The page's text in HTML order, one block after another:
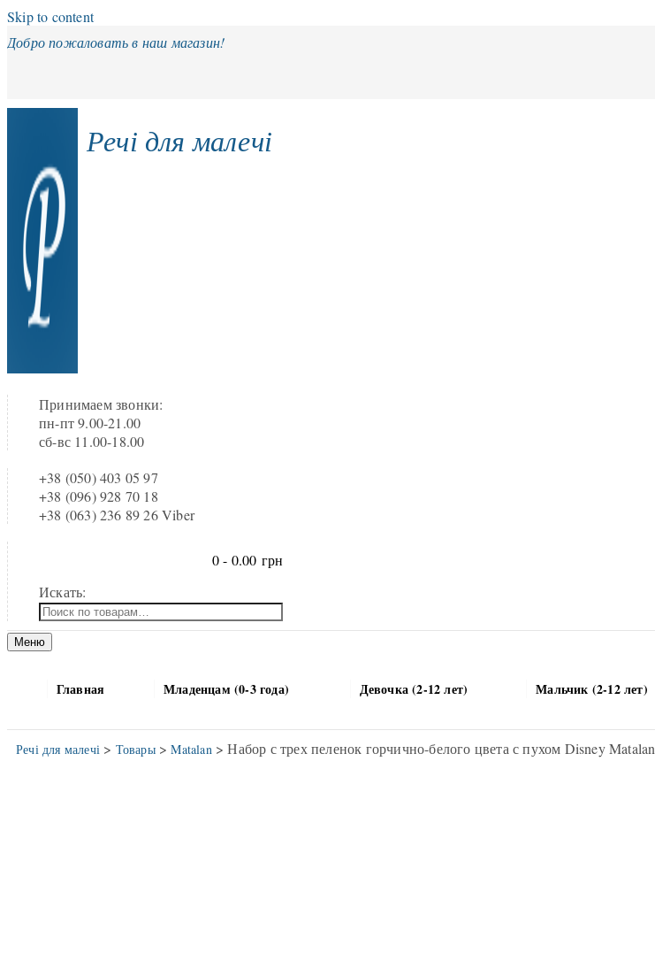
Skip to content
Добро пожаловать в наш магазин!
Речі для малечі
Принимаем звонки:
пн-пт 9.00-21.00
сб-вс 11.00-18.00
+38 (050) 403 05 97
+38 (096) 928 70 18
+38 (063) 236 89 26 Viber
0 - 0.00 грн
Искать:
Меню
Главная Младенцам (0-3 года) Девочка (2-12 лет) Мальчик (2-12 лет)
Речі для малечі > Товары>Matalan > Набор с трех пеленок горчично-белого цвета с пухом Disney Matalan